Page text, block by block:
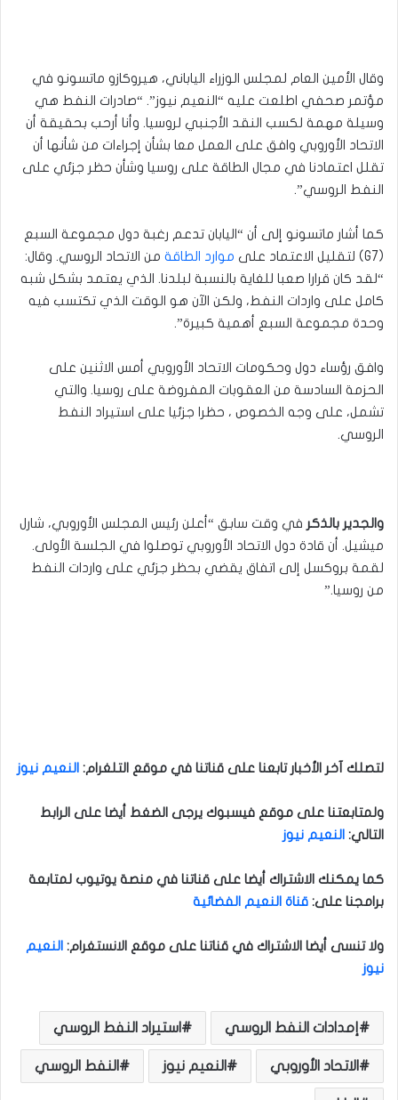
وقال الأمين العام لمجلس الوزراء الياباني، هيروكازو ماتسونو في
مؤتمر صحفي اطلعت عليه “النعيم نيوز”. “صادرات النفط هي
وسيلة مهمة لكسب النقد الأجنبي لروسيا. وأنا أرحب بحقيقة أن
الاتحاد الأوروبي وافق على العمل معا بشأن إجراءات من شأنها أن
تقلل اعتمادنا في مجال الطاقة على روسيا وشأن حظر جزئي على
النفط الروسي”.
كما أشار ماتسونو إلى أن “اليابان تدعم رغبة دول مجموعة السبع
(G7) لتقليل الاعتماد على
موارد الطاقة من الاتحاد الروسي. وقال:
“لقد كان قرارا صعبا للغاية بالنسبة لبلدنا. الذي يعتمد بشكل شبه
كامل على واردات النفط، ولكن الآن هو الوقت الذي تكتسب فيه
وحدة مجموعة السبع أهمية كبيرة”.
وافق رؤساء دول وحكومات الاتحاد الأوروبي أمس الاثنين على
الحزمة السادسة من العقوبات المفروضة على روسيا. والتي
تشمل، على وجه الخصوص ، حظرا جزئيا على استيراد النفط
الروسي.
والجدير بالذكر في وقت سابق “أعلن رئيس المجلس الأوروبي، شارل
ميشيل. أن قادة دول الاتحاد الأوروبي توصلوا في الجلسة الأولى.
لقمة بروكسل إلى اتفاق يقضي بحظر جزئي على واردات النفط
من روسيا.”
لتصلك آخر الأخبار تابعنا على قناتنا في موقع التلغرام: النعيم نيوز
ولمتابعتنا على موقع فيسبوك يرجى الضغط أيضا على الرابط
التالي: النعيم نيوز
كما يمكنك الاشتراك أيضا على قناتنا في منصة يوتيوب لمتابعة
برامجنا على: قناة النعيم الفضائية
ولا تنسى أيضا الاشتراك في قناتنا على موقع الانستغرام: النعيم
نيوز
إمدادات النفط الروسي استيراد النفط الروسي
الاتحاد الأوروبي النعيم نيوز النفط الروسي